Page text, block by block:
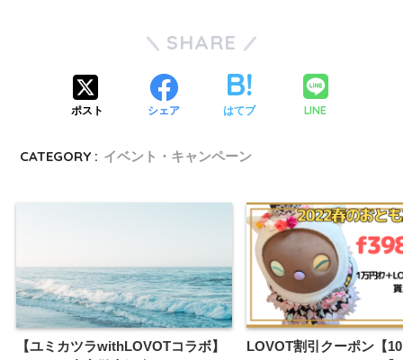
SHARE
ポスト シェア はてブ LINE
CATEGORY : イベント・キャンペーン
【ユミカツラwithLOVOTコラボ】
LOVOT割引クーポン【